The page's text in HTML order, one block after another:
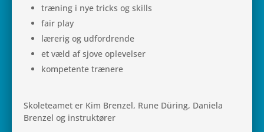
træ­ning i nye tricks og skills
fair play
lære­rig og udfordrende
et væld af sjove oplevelser
kom­pe­tente trænere
Sko­le­tea­met er Kim Bren­zel, Rune Düring, Dani­ela
Bren­zel og instruktører